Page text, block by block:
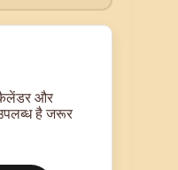
कैलेंडर और
है जरूर